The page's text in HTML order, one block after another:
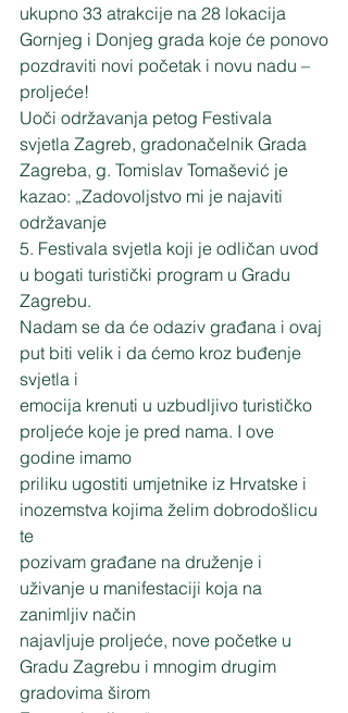
ukupno 33 atrakcije na 28 lokacija
Gornjeg i Donjeg grada koje će ponovo
pozdraviti novi početak i novu nadu –
proljeće!
Uoči održavanja petog Festivala
svjetla Zagreb, gradonačelnik Grada
Zagreba, g. Tomislav Tomašević je
kazao: „Zadovoljstvo mi je najaviti
održavanje
5. Festivala svjetla koji je odličan uvod
u bogati turistički program u Gradu
Zagrebu.
Nadam se da će odaziv građana i ovaj
put biti velik i da ćemo kroz buđenje
svjetla i
emocija krenuti u uzbudljivo turističko
proljeće koje je pred nama. I ove
godine imamo
priliku ugostiti umjetnike iz Hrvatske i
inozemstva kojima želim dobrodošlicu
te
pozivam građane na druženje i
uživanje u manifestaciji koja na
zanimljiv način
najavljuje proljeće, nove početke u
Gradu Zagrebu i mnogim drugim
gradovima širom